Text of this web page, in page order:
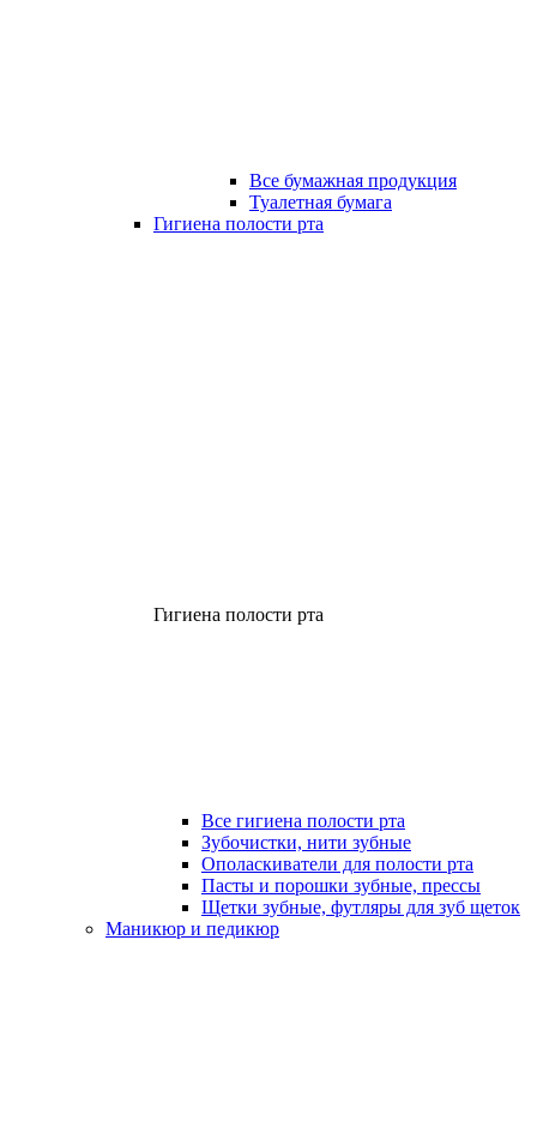
Все бумажная продукция
Туалетная бумага
Гигиена полости рта
Гигиена полости рта
Все гигиена полости рта
Зубочистки, нити зубные
Ополаскиватели для полости рта
Пасты и порошки зубные, прессы
Щетки зубные, футляры для зуб щеток
Маникюр и педикюр